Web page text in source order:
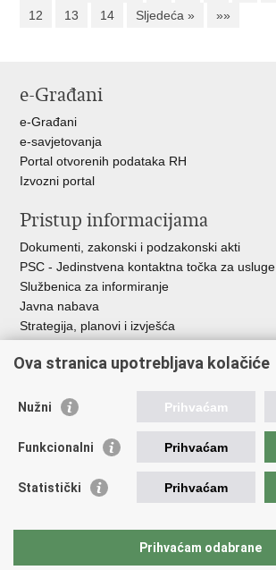
12
13 14 Sljedeća » »»
e-Građani
e-Građani
e-savjetovanja
Portal otvorenih podataka RH
Izvozni portal
Pristup informacijama
Dokumenti, zakonski i podzakonski akti
PSC - Jedinstvena kontaktna točka za usluge
Službenica za informiranje
Javna nabava
Strategija, planovi i izvješća
Korisne poveznice
Vlada RH
ASOO
CARNET
Ova stranica upotrebljava kolačiće
Nužni Prihvaćam
Funkcionalni Prihvaćam
Statistički Prihvaćam
Prihvaćam odabrane